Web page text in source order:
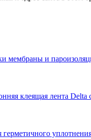
мембраны и
клеящая лента
герметичного